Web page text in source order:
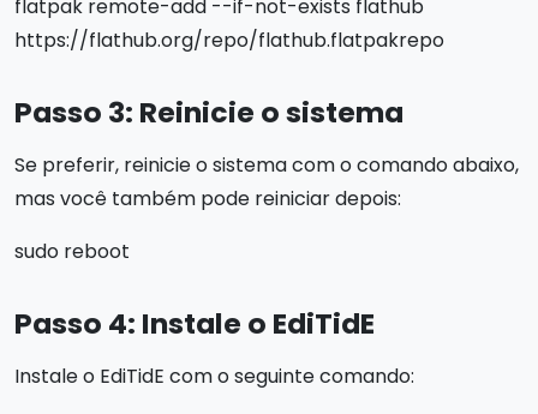
flatpak remote-add --if-not-exists flathub
https://flathub.org/repo/flathub.flatpakrepo
Passo 3: Reinicie o sistema
Se preferir, reinicie o sistema com o comando abaixo,
mas você também pode reiniciar depois:
sudo reboot
Passo 4: Instale o EdiTidE
Instale o EdiTidE com o seguinte comando: